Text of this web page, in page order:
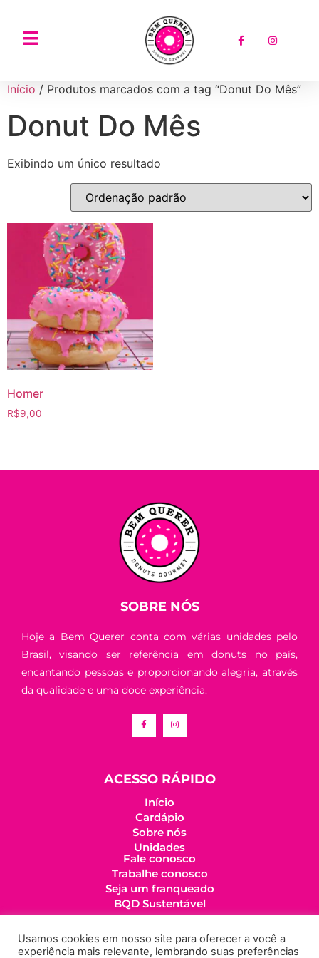
Início / Produtos marcados com a tag “Donut Do Mês”
Donut Do Mês
Exibindo um único resultado
Homer
R$9,00
SOBRE NÓS
Hoje a Bem Querer conta com várias unidades pelo
Brasil, visando ser referência em donuts no país,
encantando pessoas e proporcionando alegria, através
da qualidade e uma doce experiência.
ACESSO RÁPIDO
Início
Cardápio
Sobre nós
Unidades
Fale conosco
Trabalhe conosco
Seja um franqueado
BQD Sustentável
Política de cookies
Usamos cookies em nosso site para oferecer a você a
experiência mais relevante, lembrando suas preferências